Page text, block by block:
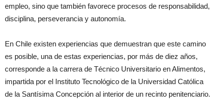
empleo, sino que también favorece procesos de responsabilidad,
disciplina, perseverancia y autonomía.
En Chile existen experiencias que demuestran que este camino
es posible, una de estas experiencias, por más de diez años,
corresponde a la carrera de Técnico Universitario en Alimentos,
impartida por el Instituto Tecnológico de la Universidad Católica
de la Santísima Concepción al interior de un recinto penitenciario.